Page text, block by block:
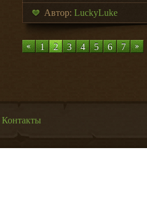
Автор: LuckyLuke
1 2 3 4 5 6 7
Контакты